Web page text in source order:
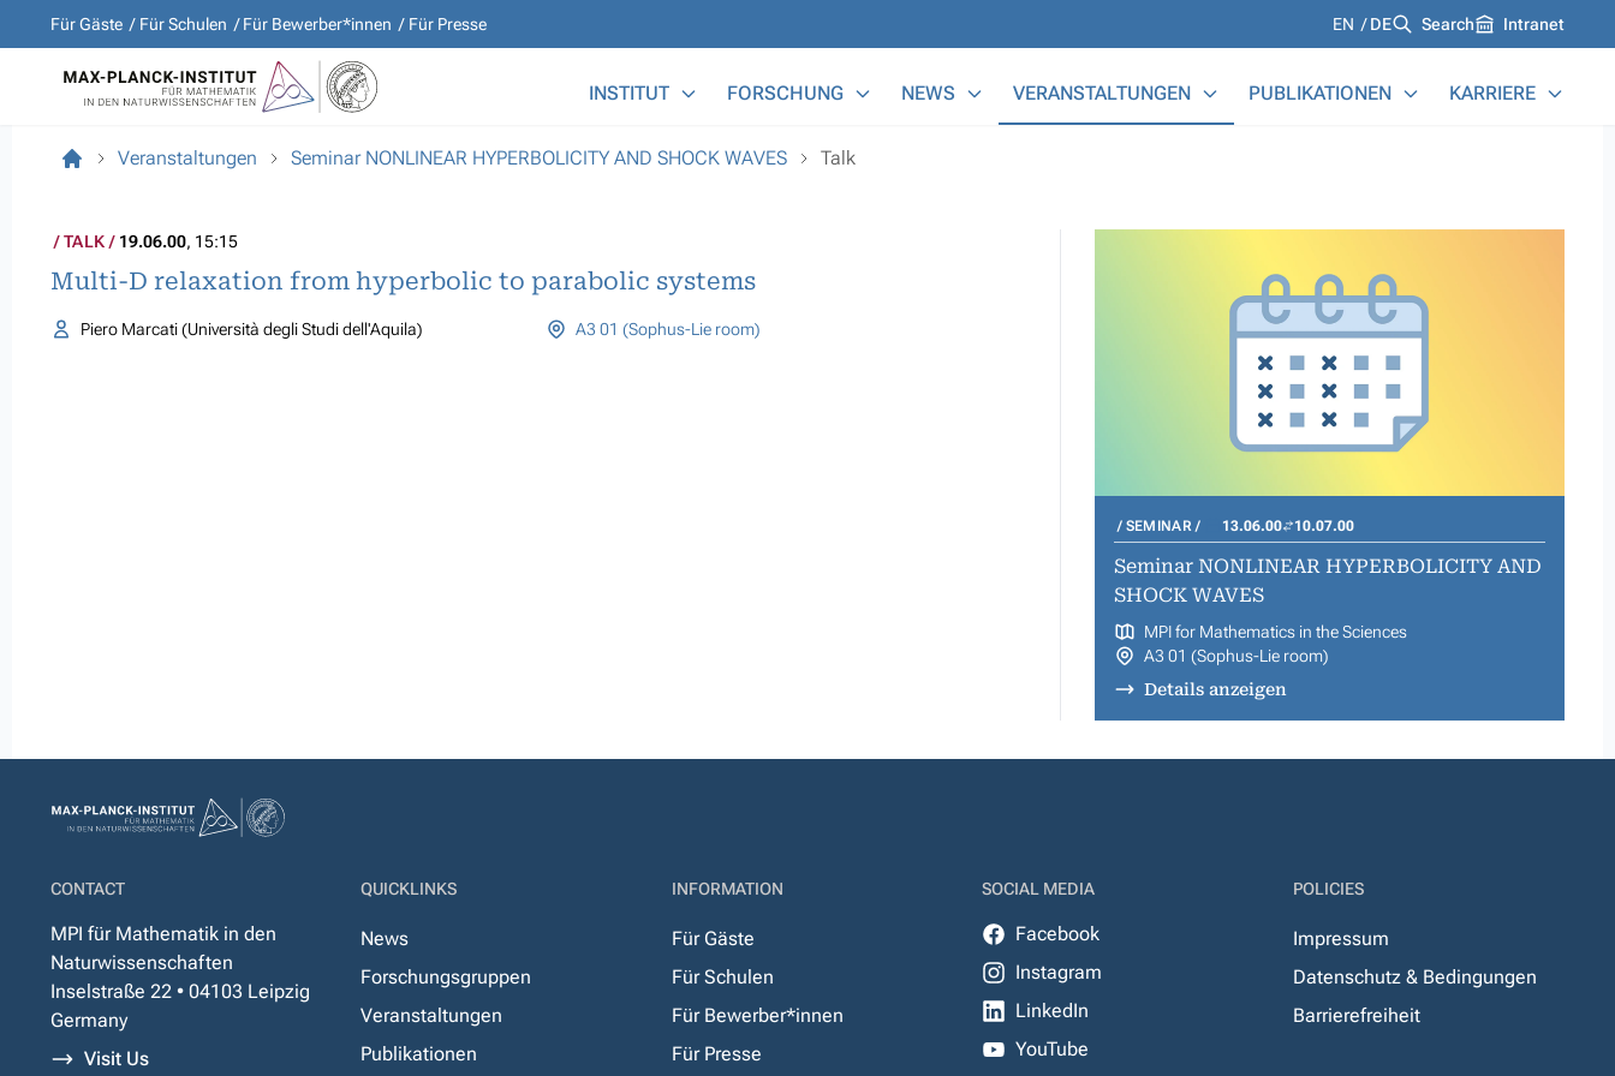
Für Gäste Für Schulen Für Bewerber*innen Für Presse Languages
EN DE Search Intranet
INSTITUT FORSCHUNG NEWS VERANSTALTUNGEN PUBLIKATIONEN KARRIERE
Veranstaltungen Seminar NONLINEAR HYPERBOLICITY AND SHOCK WAVES Talk
TALK 19.06.00, 15:15
Multi-D relaxation from hyperbolic to parabolic systems
Piero Marcati (Università degli Studi dell'Aquila) A3 01 (Sophus-Lie room)
SEMINAR 13.06.00 10.07.00
Seminar NONLINEAR HYPERBOLICITY AND
SHOCK WAVES
MPI for Mathematics in the Sciences
A3 01 (Sophus-Lie room)
Details anzeigen
CONTACT
MPI für Mathematik in den
Naturwissenschaften
Inselstraße 22 • 04103 Leipzig
Germany
Visit Us
QUICKLINKS
News
Forschungsgruppen
Veranstaltungen
Publikationen
INFORMATION
Für Gäste
Für Schulen
Für Bewerber*innen
Für Presse
SOCIAL MEDIA
Facebook
Instagram
LinkedIn
YouTube
POLICIES
Impressum
Datenschutz & Bedingungen
Barrierefreiheit